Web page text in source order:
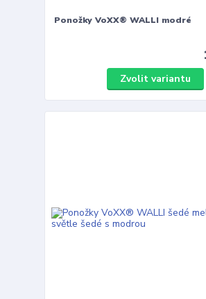
Ponožky VoXX® WALLI modré
Zvolit variantu